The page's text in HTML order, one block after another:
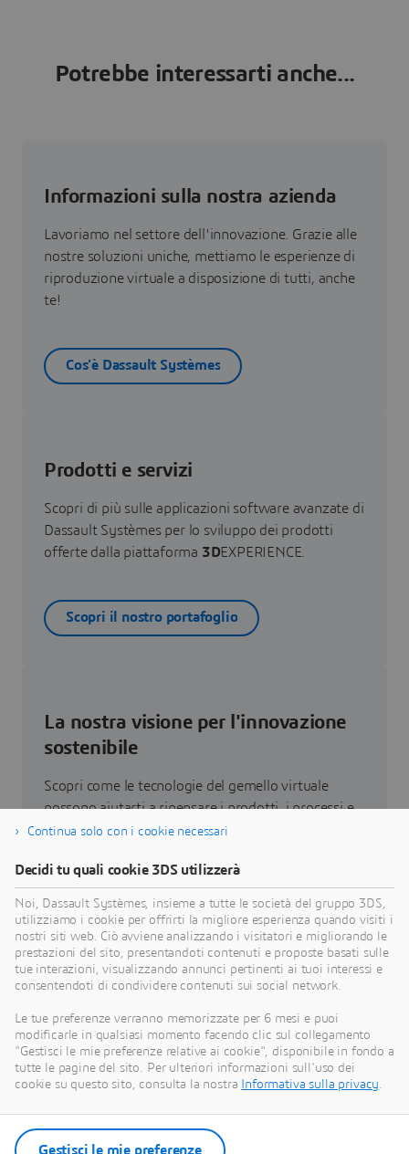
Potrebbe interessarti anche...
Informazioni sulla nostra azienda
Lavoriamo nel settore dell'innovazione. Grazie alle
nostre soluzioni uniche, mettiamo le esperienze di
riproduzione virtuale a disposizione di tutti, anche
te!
Cos'è Dassault Systèmes
Prodotti e servizi
Scopri di più sulle applicazioni software avanzate di
Dassault Systèmes per lo sviluppo dei prodotti
offerte dalla piattaforma 3DEXPERIENCE.
Scopri il nostro portafoglio
La nostra visione per l'innovazione
sostenibile
Scopri come le tecnologie del gemello virtuale
possono aiutarti a ripensare i prodotti, i processi e
persino i modelli di business per realizzare
Vai alla sostenibilità
Le nostre ultime notizie
Scopri tutti i comunicati stampa e le risorse
multimedia di Dassault Systèmes.
Entra nella nostra sala stampa
Continua solo con i cookie necessari
Decidi tu quali cookie 3DS utilizzerà
Noi, Dassault Systèmes, insieme a tutte le società del gruppo 3DS,
utilizziamo i cookie per offrirti la migliore esperienza quando visiti i
nostri siti web. Ciò avviene analizzando i visitatori e migliorando le
prestazioni del sito, presentandoti contenuti e proposte basati sulle
tue interazioni, visualizzando annunci pertinenti ai tuoi interessi e
consentendoti di condividere contenuti sui social network.
Le tue preferenze verranno memorizzate per 6 mesi e puoi
modificarle in qualsiasi momento facendo clic sul collegamento
"Gestisci le mie preferenze relative ai cookie", disponibile in fondo a
tutte le pagine del sito. Per ulteriori informazioni sull'uso dei
cookie su questo sito, consulta la nostra
Informativa sulla privacy.
Gestisci le mie preferenze